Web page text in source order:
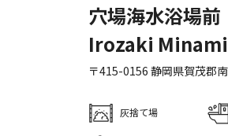
穴場海水浴場
Irozaki
〒415-0156 静岡県賀茂郡
灰捨て場